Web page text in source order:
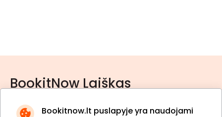
Bookitnow.lt puslapyje yra naudojami
BookitNow Laiškas